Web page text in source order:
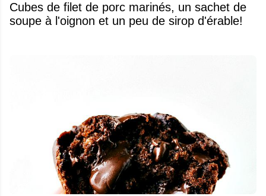
Cubes de filet de porc marinés, un sachet de
soupe à l'oignon et un peu de sirop d'érable!